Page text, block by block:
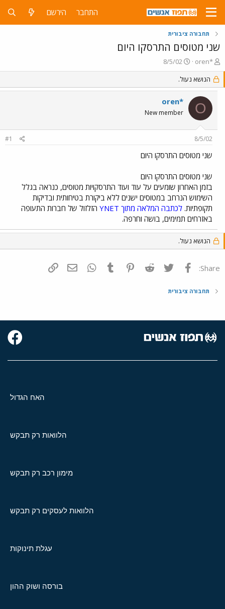
התחבר הירשם
תחבורה ציבורית
שני מטוסים התרסקו היום
פ
ו
ת
ח
נ
oren*
פ
ו
ר
ס
ם
ת
ך
8/5/02
הנושא נעול.
O
oren*
New member
8/5/02
#1
שני מטוסים התרסקו היום
שני מטוסים התרסקו היום
בזמן האחרון שומעים על עוד ועוד התרסקויות מטוסים, כנראה בגלל
השימוש הנרחב במטוסים ישנים ללא ביקורת בטיחותית ובדיקות
תקופתיות. לכתבה המלאה מתוך YNET
הזלזול של חברות התעופה
באזרחים תמימים, בושה וחרפה.
הנושא נעול.
Share: פייסבוק Twitter
Reddit
Pinterest
Tumblr
WhatsAppדואר אלקטרוני
תחבורה ציבורית
האח הגדול
הלוואות רק תבקש
מימון רכב רק תבקש
הלוואות לעסקים רק תבקש
עגלת תינוקות
בורסה ושוק ההון